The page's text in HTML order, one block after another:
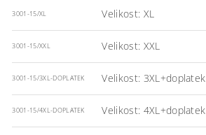
3001-15/XL Velikost: XL
3001-15/XXL Velikost: XXL
3001-15/3XL-DOPLATEK Velikost: 3XL+doplatek
3001-15/4XL-DOPLATEK Velikost: 4XL+doplatek